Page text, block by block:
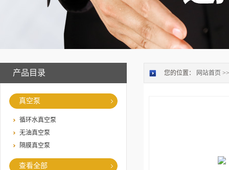
产品目录
真空泵
循环水真空泵
无油真空泵
隔膜真空泵
查看全部
您的位置： 网站首页